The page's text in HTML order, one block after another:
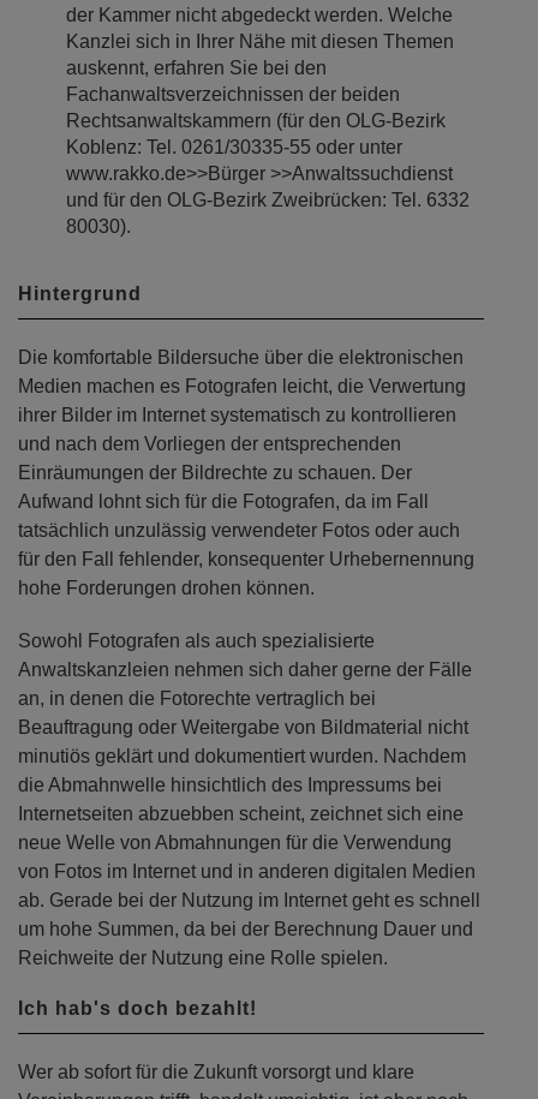
der Kammer nicht abgedeckt werden. Welche
Kanzlei sich in Ihrer Nähe mit diesen Themen
auskennt, erfahren Sie bei den
Fachanwaltsverzeichnissen der beiden
Rechtsanwaltskammern (für den OLG-Bezirk
Koblenz: Tel. 0261/30335-55 oder unter
www.rakko.de>>Bürger >>Anwaltssuchdienst
und für den OLG-Bezirk Zweibrücken: Tel. 6332
80030).
Hintergrund
Die komfortable Bildersuche über die elektronischen
Medien machen es Fotografen leicht, die Verwertung
ihrer Bilder im Internet systematisch zu kontrollieren
und nach dem Vorliegen der entsprechenden
Einräumungen der Bildrechte zu schauen. Der
Aufwand lohnt sich für die Fotografen, da im Fall
tatsächlich unzulässig verwendeter Fotos oder auch
für den Fall fehlender, konsequenter Urhebernennung
hohe Forderungen drohen können.
Sowohl Fotografen als auch spezialisierte
Anwaltskanzleien nehmen sich daher gerne der Fälle
an, in denen die Fotorechte vertraglich bei
Beauftragung oder Weitergabe von Bildmaterial nicht
minutiös geklärt und dokumentiert wurden. Nachdem
die Abmahnwelle hinsichtlich des Impressums bei
Internetseiten abzuebben scheint, zeichnet sich eine
neue Welle von Abmahnungen für die Verwendung
von Fotos im Internet und in anderen digitalen Medien
ab. Gerade bei der Nutzung im Internet geht es schnell
um hohe Summen, da bei der Berechnung Dauer und
Reichweite der Nutzung eine Rolle spielen.
Ich hab's doch bezahlt!
Wer ab sofort für die Zukunft vorsorgt und klare